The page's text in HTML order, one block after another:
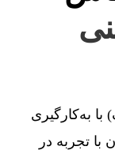
به‌کارگیری
تجربه در